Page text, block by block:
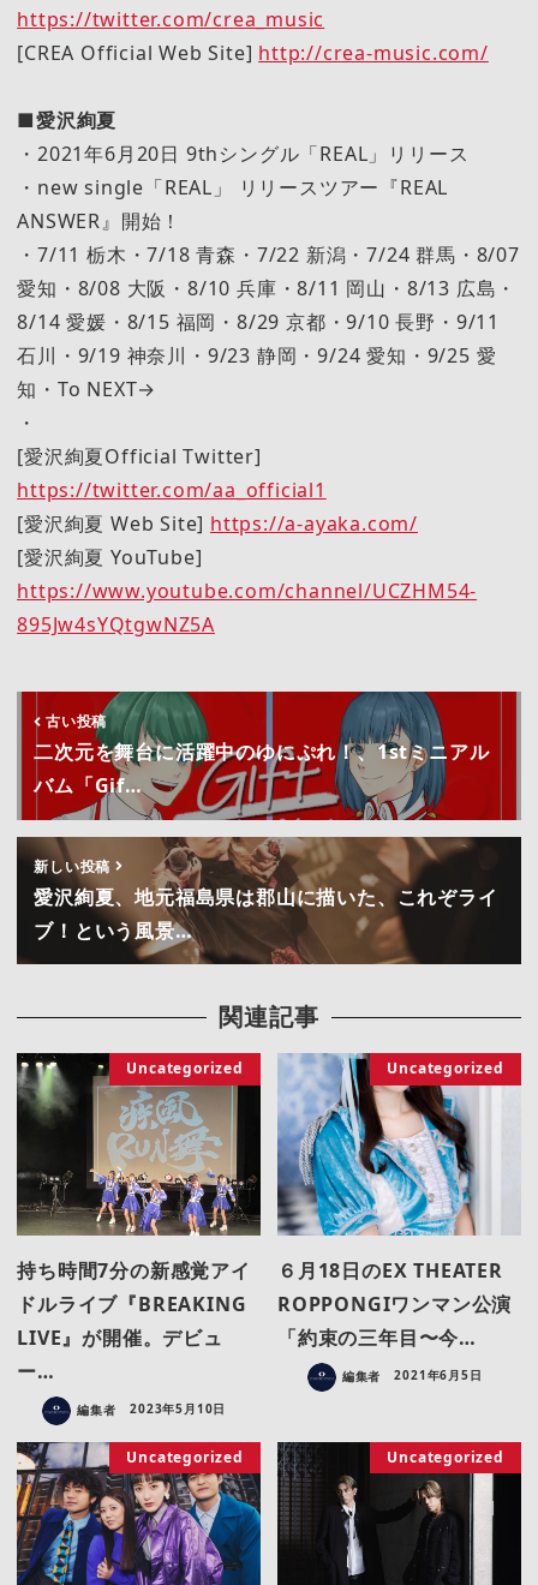
https://twitter.com/crea_music
[CREA Official Web Site] http://crea-music.com/
■愛沢絢夏
・2021年6月20日 9thシングル「REAL」リリース
・new single「REAL」 リリースツアー『REAL
ANSWER』開始！
・7/11 栃木・7/18 青森・7/22 新潟・7/24 群馬・8/07
愛知・8/08 大阪・8/10 兵庫・8/11 岡山・8/13 広島・
8/14 愛媛・8/15 福岡・8/29 京都・9/10 長野・9/11
石川・9/19 神奈川・9/23 静岡・9/24 愛知・9/25 愛
知・To NEXT→
・
[愛沢絢夏Official Twitter]
https://twitter.com/aa_official1
[愛沢絢夏 Web Site] https://a-ayaka.com/
[愛沢絢夏 YouTube]
https://www.youtube.com/channel/UCZHM54-
895Jw4sYQtgwNZ5A
古い投稿
二次元を舞台に活躍中のゆにぷれ！、1stミニアル
バム「Gif…
新しい投稿
愛沢絢夏、地元福島県は郡山に描いた、これぞライ
ブ！という風景…
関連記事
Uncategorized
持ち時間7分の新感覚アイ
ドルライブ『BREAKING
LIVE』が開催。デビュ
ー…
編集者 2023年5月10日
Uncategorized
６月18日のEX THEATER
ROPPONGIワンマン公演
「約束の三年目〜今…
編集者 2021年6月5日
Uncategorized Uncategorized